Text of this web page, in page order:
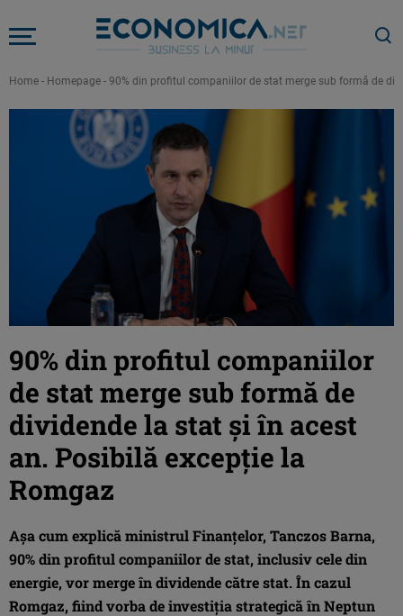
Home - Homepage - 90% din profitul companiilor de stat merge sub formă de
90% din profitul companiilor
de stat merge sub formă de
dividende la stat și în acest
an. Posibilă excepție la
Romgaz
Așa cum explică ministrul Finanțelor, Tanczos Barna,
90% din profitul companiilor de stat, inclusiv cele din
energie, vor merge în dividende către stat. În cazul
Romgaz, fiind vorba de investiția strategică în Neptun